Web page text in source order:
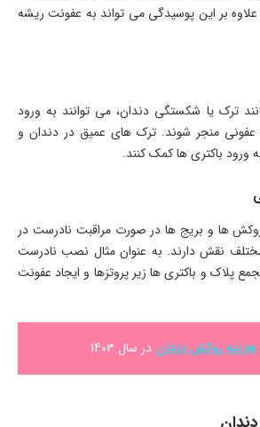
بر این پوسیدگی می تواند به عفونت ریشه
ترک یا شکستگی دندان، می توانند به ورود
عفونی منجر شوند. ترک های عمیق در دندان و
باکتری ها کمک کنند.
روکش ها و بریج ها در صورت مراقبت نادرست در
نقش دارند. به عنوان مثال نصب نادرست
پلاک و باکتری ها زیر پروتزها و ایجاد عفونت
هزینه روکش دندان در سال 1403